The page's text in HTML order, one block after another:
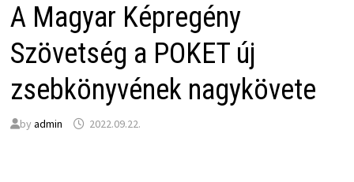
A Magyar Képregény
Szövetség a POKET új
zsebkönyvének nagykövete
by admin 2022.09.22.